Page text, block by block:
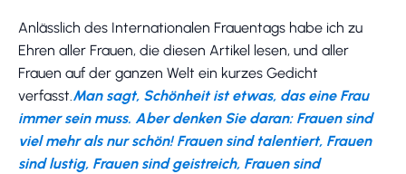
Anlässlich des Internationalen Frauentags habe ich zu
Ehren aller Frauen, die diesen Artikel lesen, und aller
Frauen auf der ganzen Welt ein kurzes Gedicht
verfasst. Man sagt, Schönheit ist etwas, das eine Frau
immer sein muss. Aber denken Sie daran: Frauen sind
viel mehr als nur schön! Frauen sind talentiert, Frauen
sind lustig, Frauen sind geistreich, Frauen sind